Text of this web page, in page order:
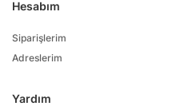
Hesabım
Siparişlerim
Adreslerim
Yardım